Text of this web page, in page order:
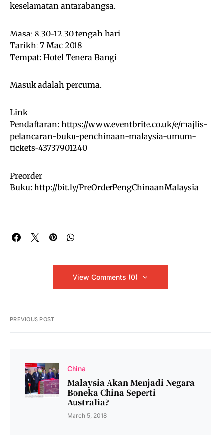
keselamatan antarabangsa.
Masa: 8.30-12.30 tengah hari
Tarikh: 7 Mac 2018
Tempat: Hotel Tenera Bangi
Masuk adalah percuma.
Link
Pendaftaran: https://www.eventbrite.co.uk/e/majlis-
pelancaran-buku-penchinaan-malaysia-umum-
tickets-43737901240
Preorder
Buku: http://bit.ly/PreOrderPengChinaanMalaysia
View Comments (0)
PREVIOUS POST
China
Malaysia Akan Menjadi Negara
Boneka China Seperti
Australia?
March 5, 2018